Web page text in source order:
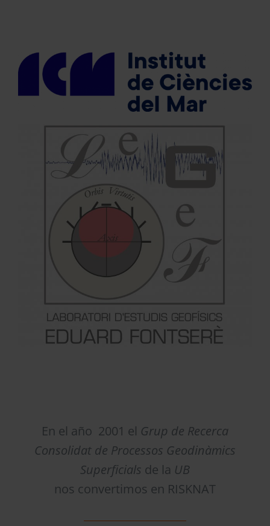
En el año 2001 el Grup de Recerca
Consolidat de Processos Geodinàmics
Superficials de la UB
nos convertimos en RISKNAT